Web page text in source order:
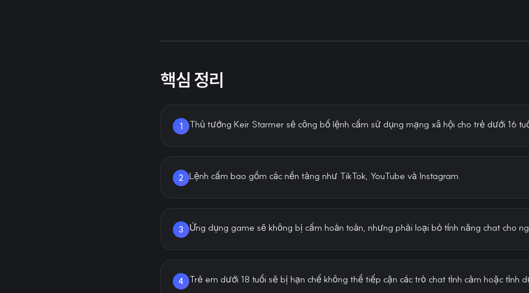
핵심 정리
1 Thủ tướng Keir Starmer sẽ công bố lệnh cấm sử dụng mạng xã hội cho trẻ dưới 16
2 Lệnh cấm bao gồm các nền tảng như TikTok, YouTube và Instagram.
3 Ứng dụng game sẽ không bị cấm hoàn toàn, nhưng phải loại bỏ tính năng chat cho
4 Trẻ em dưới 18 tuổi sẽ bị hạn chế không thể tiếp cận các trò chat tình cảm hoặc tình